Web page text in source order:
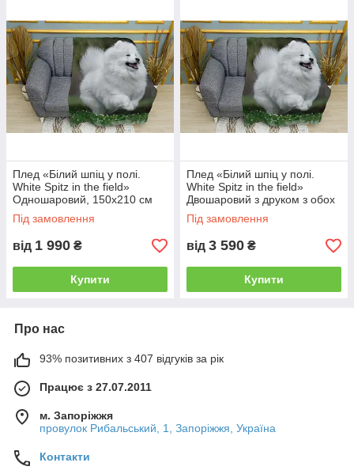
Плед «Білий шпіц у полі.
White Spitz in the field»
Одношаровий, 150х210 см
Під замовлення
від 1 990 ₴
Купити
Плед «Білий шпіц у полі.
White Spitz in the field»
Двошаровий з друком з обох
боків, 150х210 см
Під замовлення
від 3 590 ₴
Купити
Про нас
93% позитивних з 407 відгуків за рік
Працює з 27.07.2011
м. Запоріжжя
провулок Рибальський, 1, Запоріжжя, Україна
Контакти